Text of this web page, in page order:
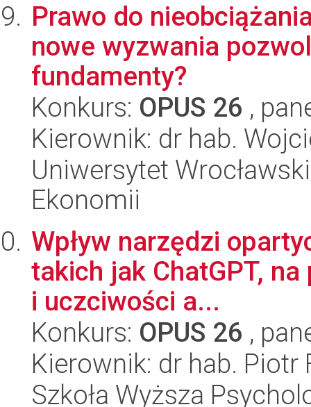
Prawo do
nowe wyzwania
fundamenty?
Konkurs: OPUS 26 ,
Kierownik: dr hab.
Uniwersytet
Ekonomii
Wpływ narzędzi
takich jak ChatGPT,
i uczciwości a...
Konkurs: OPUS 26 ,
Kierownik: dr hab. Piotr
Szkoła Wyższa